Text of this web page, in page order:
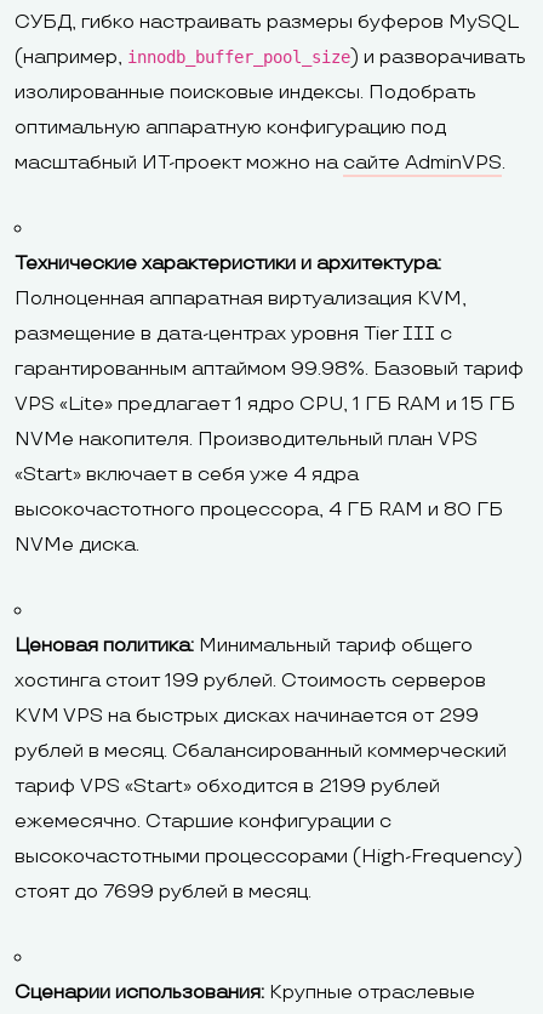
СУБД, гибко настраивать размеры буферов MySQL
(например, innodb_buffer_pool_size) и разворачивать
изолированные поисковые индексы. Подобрать
оптимальную аппаратную конфигурацию под
масштабный ИТ-проект можно на сайте AdminVPS.
Технические характеристики и архитектура:
Полноценная аппаратная виртуализация KVM,
размещение в дата-центрах уровня Tier III с
гарантированным аптаймом 99.98%. Базовый тариф
VPS «Lite» предлагает 1 ядро CPU, 1 ГБ RAM и 15 ГБ
NVMe накопителя. Производительный план VPS
«Start» включает в себя уже 4 ядра
высокочастотного процессора, 4 ГБ RAM и 80 ГБ
NVMe диска.
Ценовая политика: Минимальный тариф общего
хостинга стоит 199 рублей. Стоимость серверов
KVM VPS на быстрых дисках начинается от 299
рублей в месяц. Сбалансированный коммерческий
тариф VPS «Start» обходится в 2199 рублей
ежемесячно. Старшие конфигурации с
высокочастотными процессорами (High-Frequency)
стоят до 7699 рублей в месяц.
Сценарии использования: Крупные отраслевые